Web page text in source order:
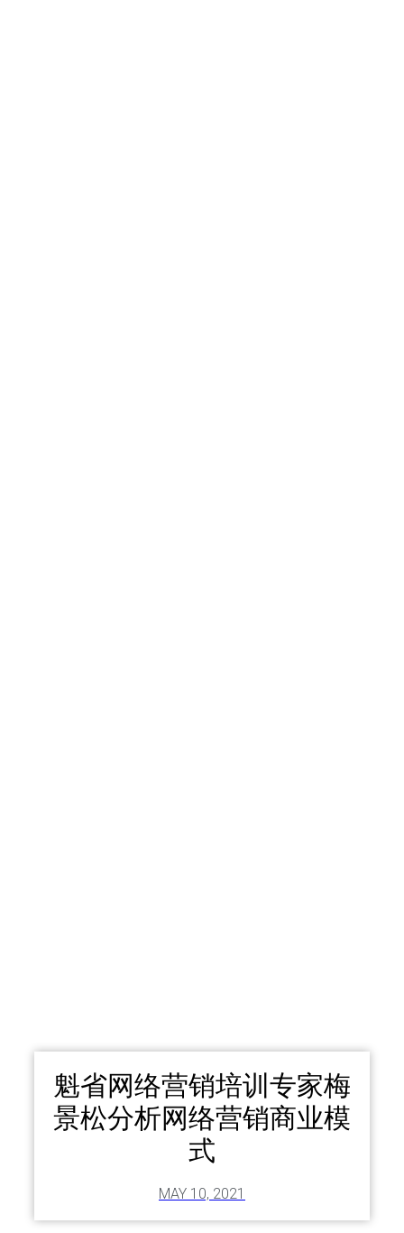
魁省网络营销培训专家梅
景松分析网络营销商业模
式
MAY 10, 2021